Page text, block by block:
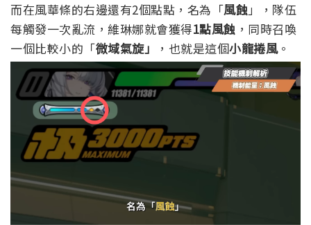
而在風華條的右邊還有2個點點，名為「風蝕」，隊伍
每觸發一次亂流，維琳娜就會獲得1點風蝕 ，同時召喚
一個比較小的「微域氣旋」 ，也就是這個小龍捲風。